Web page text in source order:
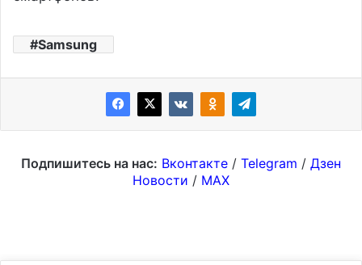
Samsung
Подпишитесь на нас: Вконтакте / Telegram / Дзен
Новости / MAX